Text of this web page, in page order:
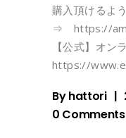
購入頂けるよ
⇒ https://
【公式】オ
https://
Byhattori
0 Comments